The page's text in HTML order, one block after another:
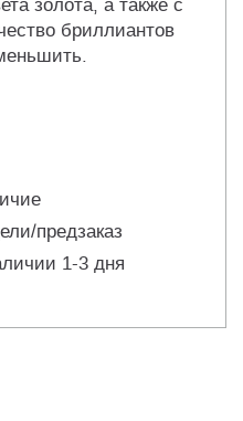
золота, а также с
бриллиантов
предзаказ
1-3 дня